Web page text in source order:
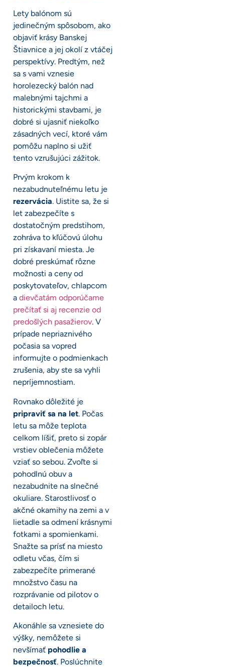
Lety balónom sú
jedinečným spôsobom, ako
objaviť krásy Banskej
Štiavnice a jej okolí z vtáčej
perspektívy. Predtým, než
sa s vami vznesie
horolezecký balón nad
malebnými tajchmi a
historickými stavbami, je
dobré si ujasniť niekoľko
zásadných vecí, ktoré vám
pomôžu naplno si užiť
tento vzrušujúci zážitok.
Prvým krokom k
nezabudnuteľnému letu je
rezervácia. Uistite sa, že si
let zabezpečíte s
dostatočným predstihom,
zohráva to kľúčovú úlohu
pri získavaní miesta. Je
dobré preskúmať rôzne
možnosti a ceny od
poskytovateľov, chlapcom
a dievčatám odporúčame
prečítať si aj recenzie od
predošlých pasažierov. V
prípade nepriaznivého
počasia sa vopred
informujte o podmienkach
zrušenia, aby ste sa vyhli
nepríjemnostiam.
Rovnako dôležité je
pripraviť sa na let. Počas
letu sa môže teplota
celkom líšiť, preto si zopár
vrstiev oblečenia môžete
vziať so sebou. Zvoľte si
pohodlnú obuv a
nezabudnite na slnečné
okuliare. Starostlivosť o
akčné okamihy na zemi a v
lietadle sa odmení krásnymi
fotkami a spomienkami.
Snažte sa prísť na miesto
odletu včas, čím si
zabezpečíte primerané
množstvo času na
rozprávanie od pilotov o
detailoch letu.
Akonáhle sa vznesiete do
výšky, nemôžete si
nevšímať pohodlie a
bezpečnosť. Poslúchnite